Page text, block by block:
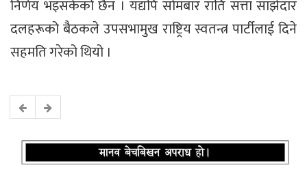
निर्णय भइसकेको छैन । यद्यपि सोमबार राति सत्ता साझेदार
दलहरूको बैठकले उपसभामुख राष्ट्रिय स्वतन्त्र पार्टीलाई दिने
सहमति गरेको थियो ।